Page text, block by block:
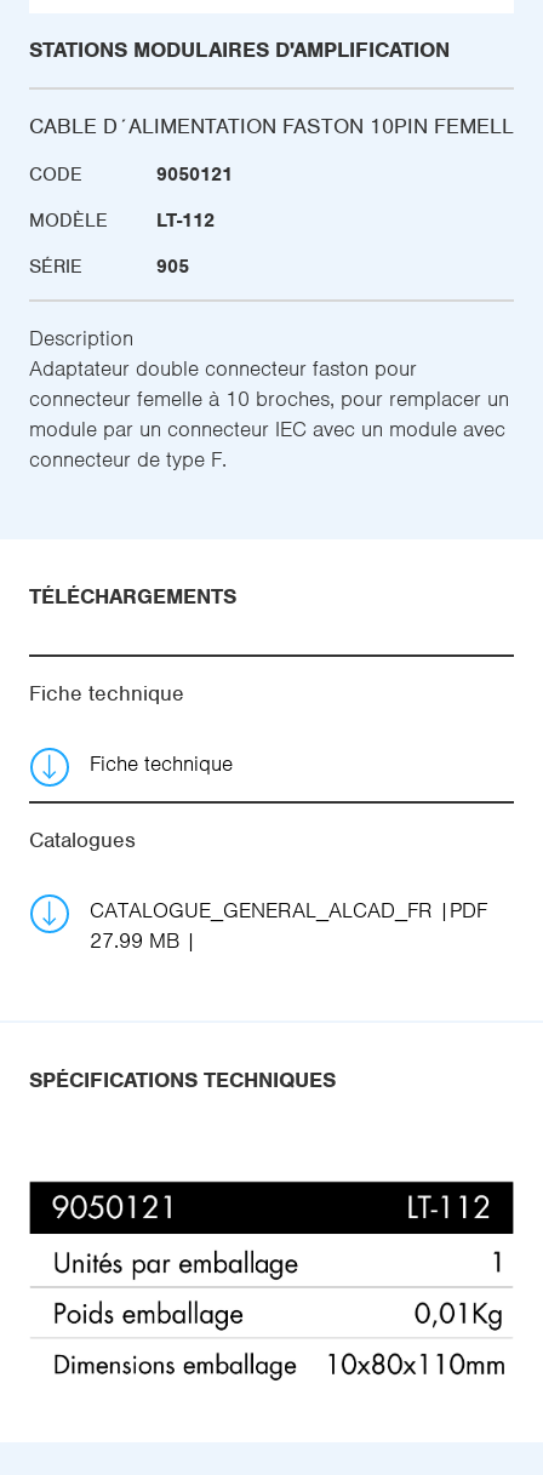
STATIONS MODULAIRES D'AMPLIFICATION
CABLE D´ALIMENTATION FASTON 10PIN FEMELL
CODE
9050121
MODÈLE
LT-112
SÉRIE
905
Description
Adaptateur double connecteur faston pour
connecteur femelle à 10 broches, pour remplacer un
module par un connecteur IEC avec un module avec
connecteur de type F.
TÉLÉCHARGEMENTS
Fiche technique
Fiche technique
Catalogues
CATALOGUE_GENERAL_ALCAD_FR
PDF
27.99 MB
SPÉCIFICATIONS TECHNIQUES